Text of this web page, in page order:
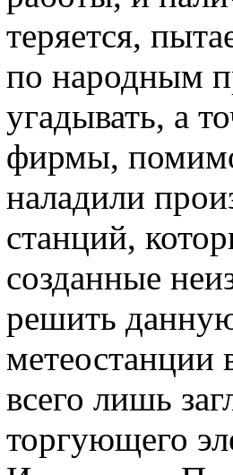
теряется,
по народным
угадывать, а
фирмы, помимо
наладили
станций,
созданные
решить
метеостанции
всего лишь
торгующего